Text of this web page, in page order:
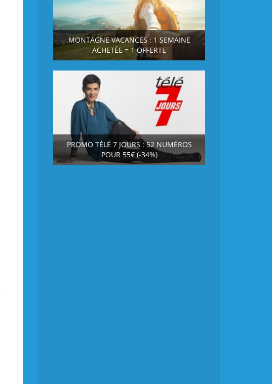
MONTAGNE VACANCES : 1 SEMAINE
ACHETÉE = 1 OFFERTE
PROMO TÉLÉ 7 JOURS : 52 NUMÉROS
POUR 55€ (-34%)